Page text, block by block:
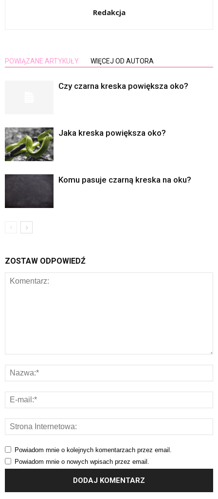
Redakcja
POWIĄZANE ARTYKUŁY WIĘCEJ OD AUTORA
Czy czarna kreska powiększa oko?
Jaka kreska powiększa oko?
Komu pasuje czarną kreska na oku?
ZOSTAW ODPOWIEDŹ
Powiadom mnie o kolejnych komentarzach przez email.
Powiadom mnie o nowych wpisach przez email.